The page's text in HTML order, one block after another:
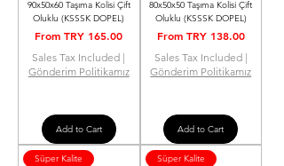
90x50x60 Taşıma Kolisi Çift
Oluklu (KSSSK DOPEL)
FromTRY 165.00
Sale Price
Sales Tax Included |
Gönderim Politikamız
Add to Cart
80x50x50 Taşıma Kolisi Çift
Oluklu (KSSSK DOPEL)
From TRY 138.00
Sale Price
Sales Tax Included|
Gönderim Politikamız
Add to Cart
Süper Kalite Süper Kalite